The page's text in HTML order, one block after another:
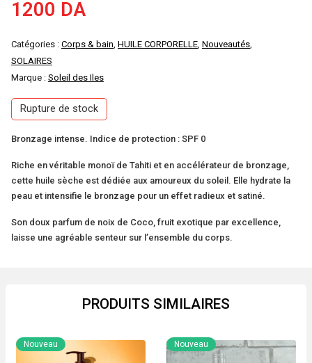
1200 DA
Catégories : Corps & bain, HUILE CORPORELLE, Nouveautés,
SOLAIRES
Marque : Soleil des Iles
Rupture de stock
Bronzage intense. Indice de protection : SPF 0
Riche en véritable monoï de Tahiti et en accélérateur de bronzage,
cette huile sèche est dédiée aux amoureux du soleil. Elle hydrate la
peau et intensifie le bronzage pour un effet radieux et satiné.
Son doux parfum de noix de Coco, fruit exotique par excellence,
laisse une agréable senteur sur l’ensemble du corps.
PRODUITS SIMILAIRES
Nouveau Nouveau